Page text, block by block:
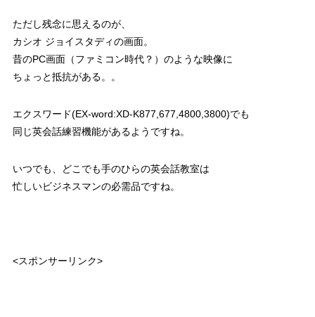
ただし残念に思えるのが、
カシオ ジョイスタディの画面。
昔のPC画面（ファミコン時代？）のような映像に
ちょっと抵抗がある。。
エクスワード(EX-word:XD-K877,677,4800,3800)でも
同じ英会話練習機能があるようですね。
いつでも、どこでも手のひらの英会話教室は
忙しいビジネスマンの必需品ですね。
<スポンサーリンク>